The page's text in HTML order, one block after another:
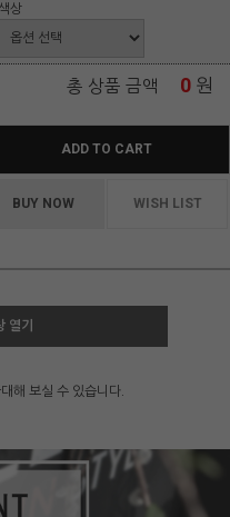
색상
총 상품 금액 0 원
ADD TO CART
BUY NOW WISH LIST
열기
해 보실 수 있습니다.